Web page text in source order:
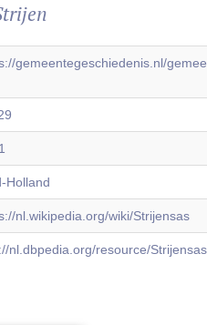
gemeentegeschiedenis.nl/
Holland
nl.wikipedia.org/wiki/Strijensas
nl.dbpedia.org/resource/Strijensas